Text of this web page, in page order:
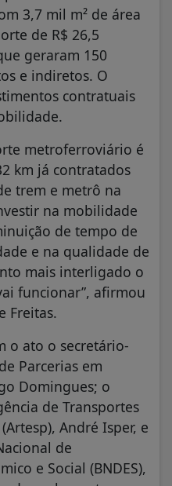
3,7 mil m² de área
de R$ 26,5
geraram 150
e indiretos. O
contratuais
metroferroviário é
km já contratados
trem e metrô na
na mobilidade
de tempo de
e na qualidade de
mais interligado o
funcionar”, afirmou
Freitas.
o ato o secretário-
Parcerias em
Domingues; o
de Transportes
André Isper, e
de
e Social (BNDES),